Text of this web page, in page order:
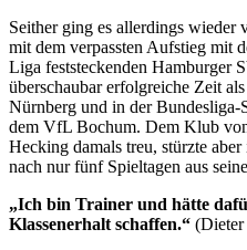
Seither ging es allerdings wieder
mit dem verpassten Aufstieg mit
Liga feststeckenden Hamburger
überschaubar erfolgreiche Zeit
Nürnberg und in der Bundesliga-
dem VfL Bochum. Dem Klub
Hecking damals treu, stürzte
nach nur fünf Spieltagen aus
„Ich bin Trainer und hätte
Klassenerhalt schaffen.“